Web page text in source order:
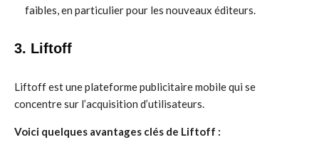
faibles, en particulier pour les nouveaux éditeurs.
3. Liftoff
Liftoff est une plateforme publicitaire mobile qui se
concentre sur l’acquisition d’utilisateurs.
Voici quelques avantages clés de Liftoff :